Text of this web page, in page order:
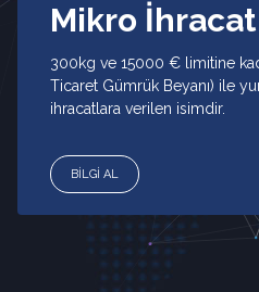
Mikro
300kg ve 15000 € limitine
Ticaret Gümrük Beyanı) ile
ihracatlara verilen isimdir.
BİLGİ AL